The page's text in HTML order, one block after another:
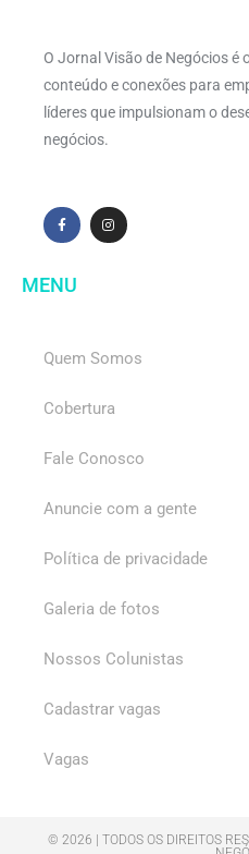
O Jornal Visão de Negócios é
conteúdo e conexões para
líderes que impulsionam o
negócios.
MENU
Quem Somos
Cobertura
Fale Conosco
Anuncie com a gente
Política de privacidade
Galeria de fotos
Nossos Colunistas
Cadastrar vagas
Vagas
© 2026 | TODOS OS DIREITOS